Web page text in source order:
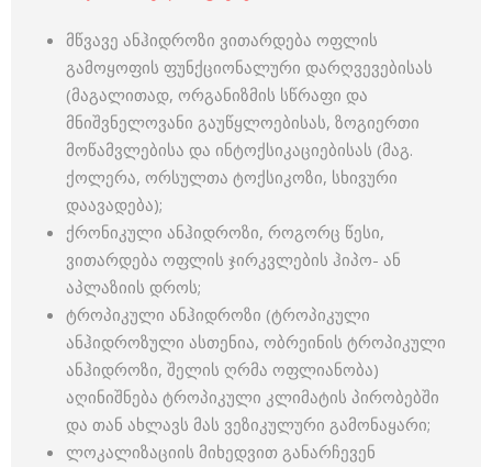
მწვავე ანჰიდროზი ვითარდება ოფლის
გამოყოფის ფუნქციონალური დარღვევებისას
(მაგალითად, ორგანიზმის სწრაფი და
მნიშვნელოვანი გაუწყლოებისას, ზოგიერთი
მოწამვლებისა და ინტოქსიკაციებისას (მაგ.
ქოლერა, ორსულთა ტოქსიკოზი, სხივური
დაავადება);
ქრონიკული ანჰიდროზი, როგორც წესი,
ვითარდება ოფლის ჯირკვლების ჰიპო- ან
აპლაზიის დროს;
ტროპიკული ანჰიდროზი (ტროპიკული
ანჰიდროზული ასთენია, ობრეინის ტროპიკული
ანჰიდროზი, შელის ღრმა ოფლიანობა)
აღინიშნება ტროპიკული კლიმატის პირობებში
და თან ახლავს მას ვეზიკულური გამონაყარი;
ლოკალიზაციის მიხედვით განარჩევენ